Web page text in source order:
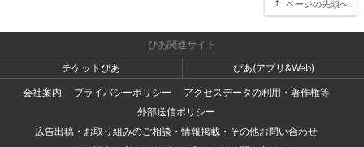
ページの先頭へ
ぴあ関連サイト
チケットぴあ
ぴあ(アプリ&Web)
会社案内
プライバシーポリシー
アクセスデータの利用・著作権等
外部送信ポリシー
広告出稿・お取り組みのご相談・情報掲載・その他お問い合わせ